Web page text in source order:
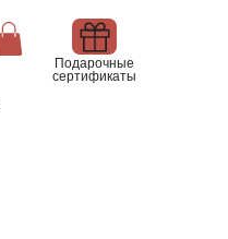
Подарочные
сертификаты